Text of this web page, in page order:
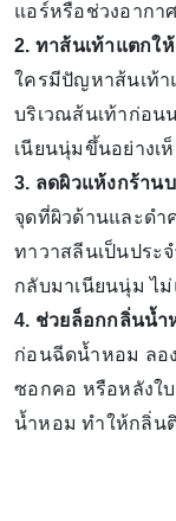
แอร์หรือช่วงอากา
2. ทาส้นเท้าแตกใ
ใครมีปัญหาส้นเท้า
บริเวณส้นเท้าก่อน
เนียนนุ่มขึ้นอย่างเ
3. ลดผิวแห้งกร้าน
จุดที่ผิวด้านและดำ
ทาวาสลีนเป็นประ
กลับมาเนียนนุ่ม ไ
4. ช่วยล็อกกลิ่นน้
ก่อนฉีดน้ำหอม ลอ
ซอกคอ หรือหลังใ
น้ำหอม ทำให้กลิ่น